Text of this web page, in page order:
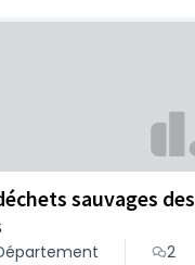
sauvages des
2